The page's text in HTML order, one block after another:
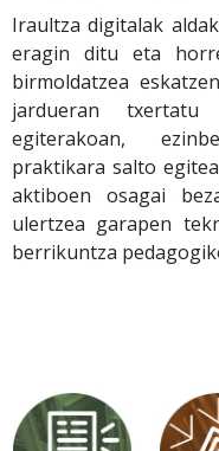
Iraultza digitalak
eragin ditu eta
birmoldatzea
jardueran
egiterakoan,
praktikara salto
aktiboen osagai
ulertzea garapen
berrikuntza